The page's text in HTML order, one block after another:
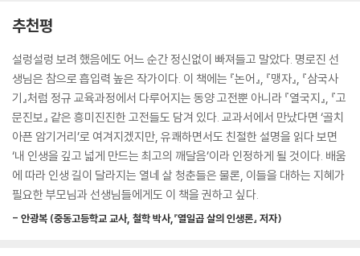
았어. 그 어느 누구보다 원대 하고 자유로웠지.
『삼국유사』는 우리나라의 스토리 보물 창고야. 일본에는 이렇게 다양하고
기묘한 이야기들을 모아 놓은 책이 없어. 우리나라가 얼마나 부러웠는지
일본 학자들이 ‘삼국유사 연구회’라는 걸 만들어서 해마다 모임을 가질 정
도야. 『삼국유사』에는 판타지가 있고, 호러가 있고, 또 휴머니즘이 있어. 한
편 한 편이 모두 ‘전설의 고향’이고 위대한 작품이지.
‘7. 『삼국유사』_우리 민족의 무궁무진한 이야기보따리’ 중에서
묵자는 중국 고대 철학의 역사에 매우 독특한 족적을 남긴 인물이야. 그는
질문과 답변으로 독자들의 관심을 환기시킨다. 사마천이 자신을 벌한 한무
제에게 복수한 방법, 맹자처럼 훌륭한 정치 철학자가 높은 관리로 등용되
지 않은 이유, 방학이 끝나고 만난 여자 사람 친구에게 해서는 안 되는 말
등 기상천외한 질문과 허를 찌르는 답변이 재미와 지식을 더한다. 또, 보통
어려운 단어의 뜻풀이를 하는 데 쓰이는 괄호를 저자의 개인적인 코멘트를
넣는 데에도 활용하여 독자들의 공감을 자아낸다. “동양 고전의 재미를 혼
자만 맛보기 억울해서 이 책을 썼다.”는 저자의 말대로, 이 책을 읽고 나면
“고전이 이렇게 재미있는 책이었어?”라며 『논어』와 『장자』를 찾게 될 것
이다.
모르는 사람도 없고 제대로 아는 사람도 없는 동양 고전
추천평
설렁설렁 보려 했음에도 어느 순간 정신없이 빠져들고 말았다. 명로진 선
생님은 참으로 흡입력 높은 작가이다. 이 책에는 『논어』, 『맹자』, 『삼국사
기』처럼 정규 교육과정에서 다루어지는 동양 고전뿐 아니라 『열국지』, 『고
문진보』 같은 흥미진진한 고전들도 담겨 있다. 교과서에서 만났다면 ‘골치
아픈 암기거리’로 여겨지겠지만, 유쾌하면서도 친절한 설명을 읽다 보면
‘내 인생을 깊고 넓게 만드는 최고의 깨달음’이라 인정하게 될 것이다. 배움
에 따라 인생 길이 달라지는 열네 살 청춘들은 물론, 이들을 대하는 지혜가
필요한 부모님과 선생님들에게도 이 책을 권하고 싶다.
- 안광복 (중동고등학교 교사, 철학 박사,『열일곱 살의 인생론』 저자)